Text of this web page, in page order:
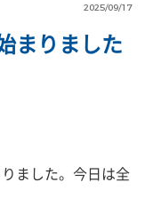
2025/09/17
まりました
ました。今日は全